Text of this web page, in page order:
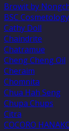
Browit by
BSC Cosmetology
Cathy Doll
Chaindrite
Chatramue
Cheng Cheng Oil
Cheraim
Chomnita
Chua Hah Seng
Chupa Chups
Citra
COCORO